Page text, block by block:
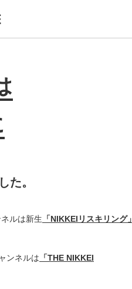
た。
ルは新生 「NIKKEIリスキリング」
ンネルは 「THE NIKKEI